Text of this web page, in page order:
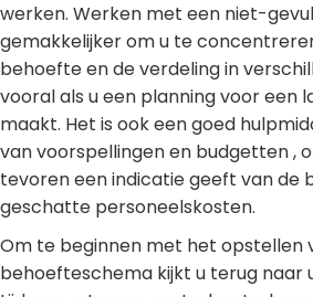
werken. Werken met een niet-
gemakkelijker om u te
behoefte en de verdeling in
vooral als u een planning voor een
maakt. Het is ook een goed
van voorspellingen en budgetten ,
tevoren een indicatie geeft van de
geschatte personeelskosten.
Om te beginnen met het opstellen
behoefteschema kijkt u terug naar